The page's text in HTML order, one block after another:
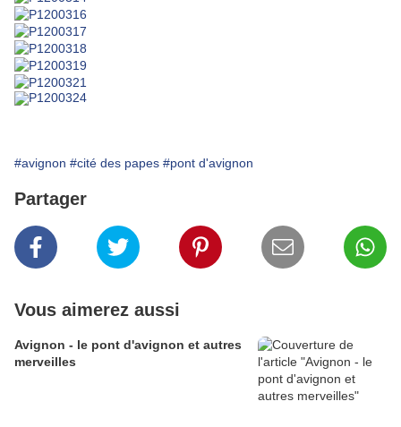
#avignon #cité des papes #pont d'avignon
Partager
Vous aimerez aussi
Avignon - le pont d'avignon et autres
merveilles